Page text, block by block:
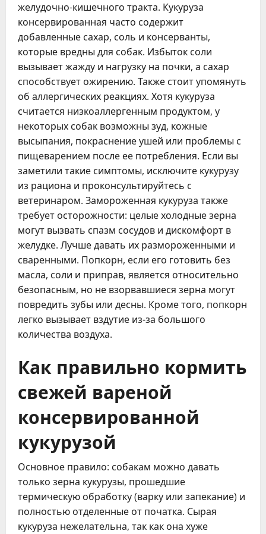
желудочно-кишечного тракта. Кукуруза
консервированная часто содержит
добавленные сахар, соль и консерванты,
которые вредны для собак. Избыток соли
вызывает жажду и нагрузку на почки, а сахар
способствует ожирению. Также стоит упомянуть
об аллергических реакциях. Хотя кукуруза
считается низкоаллергенным продуктом, у
некоторых собак возможны зуд, кожные
высыпания, покраснение ушей или проблемы с
пищеварением после ее потребления. Если вы
заметили такие симптомы, исключите кукурузу
из рациона и проконсультируйтесь с
ветеринаром. Замороженная кукуруза также
требует осторожности: целые холодные зерна
могут вызвать спазм сосудов и дискомфорт в
желудке. Лучше давать их размороженными и
сваренными. Попкорн, если его готовить без
масла, соли и приправ, является относительно
безопасным, но не взорвавшиеся зерна могут
повредить зубы или десны. Кроме того, попкорн
легко вызывает вздутие из-за большого
количества воздуха.
Как правильно кормить
свежей вареной
консервированной
кукурузой
Основное правило: собакам можно давать
только зерна кукурузы, прошедшие
термическую обработку (варку или запекание) и
полностью отделенные от початка. Сырая
кукуруза нежелательна, так как она хуже